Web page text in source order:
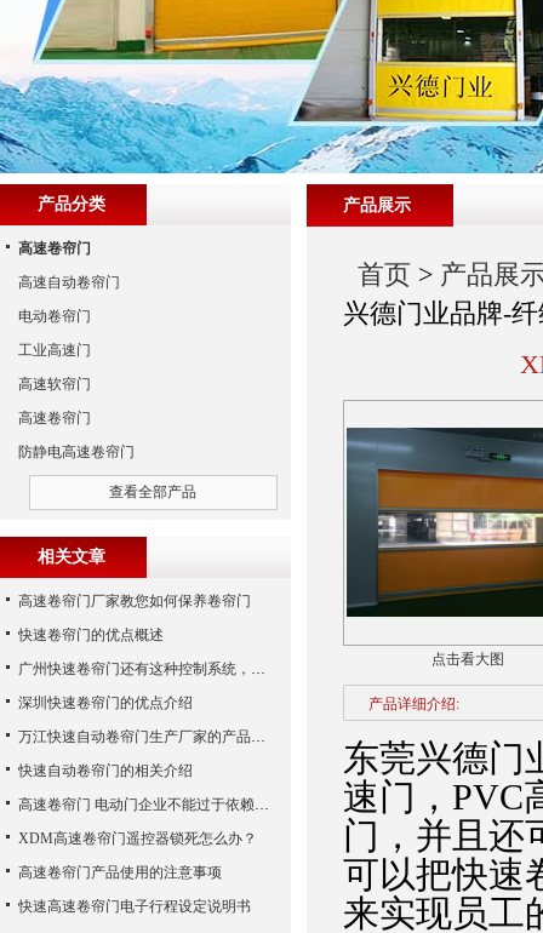
产品展示
首页 > 产品展
兴德门业品牌-
点击看大图
产品详细介绍:
东莞兴德门
速门，PVC
门，并且还
可以把快速
来实现员工
产品分类
高速卷帘门
高速自动卷帘门
电动卷帘门
工业高速门
高速软帘门
高速卷帘门
防静电高速卷帘门
查看全部产品
相关文章
高速卷帘门厂家教您如何保养卷帘门
快速卷帘门的优点概述
广州快速卷帘门还有这种控制系统，您知道吗？
深圳快速卷帘门的优点介绍
万江快速自动卷帘门生产厂家的产品使用性能
快速自动卷帘门的相关介绍
高速卷帘门 电动门企业不能过于依赖广告宣传
XDM高速卷帘门遥控器锁死怎么办？
高速卷帘门产品使用的注意事项
快速高速卷帘门电子行程设定说明书